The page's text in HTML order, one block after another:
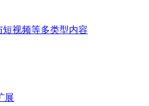
视频等多类型内容
展